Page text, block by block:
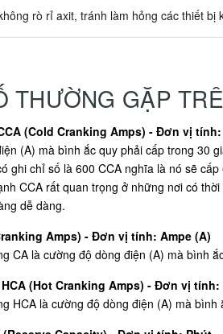
rò rỉ axit, tránh làm hỏng các thiết bị
THƯỜNG GẶP
(Cold Cranking Amps) - Đơn vị tính:
(A) mà bình ắc quy phải cấp trong 30
ghi chỉ số là 600 CCA nghĩa là nó sẽ
CCA rất quan trọng ở những nơi có
dễ dàng.
Amps) - Đơn vị tính: Ampe (A)
CA là cường độ dòng điện (A) mà bình
(Hot Cranking Amps) - Đơn vị tính:
HCA là cường độ dòng điện (A) mà